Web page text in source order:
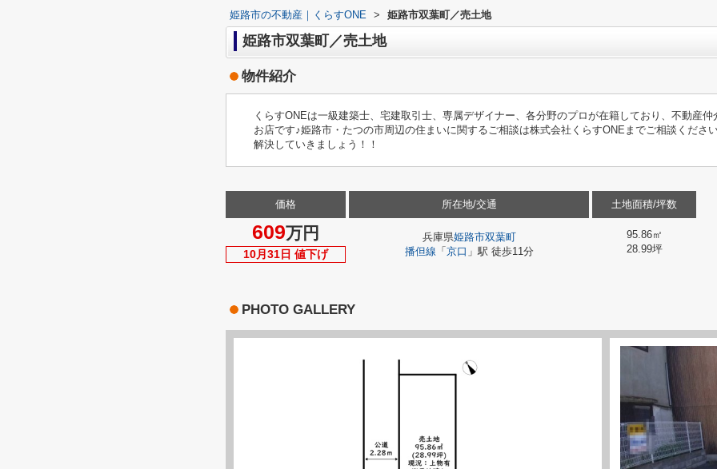
姫路市の不動産｜くらすONE > 姫路市双葉町／売土地
姫路市双葉町／売土地
物件紹介
くらすONEは一級建築士、宅建取引士、専属デザイナー、各分野のプロが在籍しており、不動産
お店です♪姫路市・たつの市周辺の住まいに関するご相談は株式会社くらすONEまでご相談くだ
解決していきましょう！！
価格
609万円
10月31日 値下げ
所在地/交通
兵庫県姫路市双葉町
播但線 「 京口 」駅 徒歩11分
土地面積/坪数
95.86㎡
28.99坪
PHOTO GALLERY